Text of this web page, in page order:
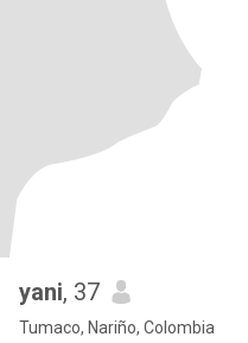
yani, 37
Tumaco, Nariño, Colombia